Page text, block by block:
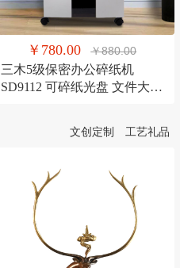
￥780.00 ￥880.00
三木5级保密办公碎纸机
SD9112 可碎纸光盘 文件大容
文创定制 工艺礼品